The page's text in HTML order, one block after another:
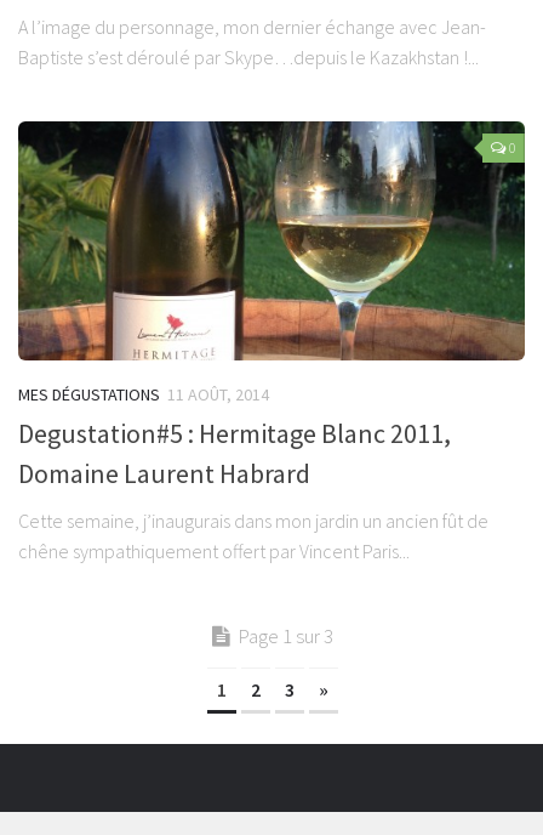
A l’image du personnage, mon dernier échange avec Jean-
Baptiste s’est déroulé par Skype…depuis le Kazakhstan !...
0
MES DÉGUSTATIONS 11 AOÛT, 2014
Degustation#5 : Hermitage Blanc 2011,
Domaine Laurent Habrard
Cette semaine, j’inaugurais dans mon jardin un ancien fût de
chêne sympathiquement offert par Vincent Paris...
Page 1 sur 3
1 2 3 »